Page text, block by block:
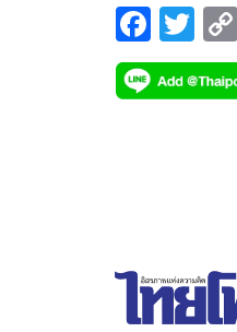
F
ac
e
T
wi
tt